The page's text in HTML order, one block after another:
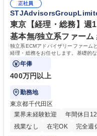
幅広く経験を積みたい意欲がある方に
務・人事】未経験歓迎/日立グ
指す
のご経験 ■労務管理（給与計算
■衛生管理者の資格をお持ちの方 学歴・資格 学歴：大学院 大学 高専
専修学校 高校 語学力： 資格：
正社員
東京【経理・総務】週
基本無/独立系ファーム
独立系ECMアドバイザリーファーム
経理・総務をお任せします。基礎的
任担当として広く活躍できる環境です
年俸
400万円以上
勤務地
東京都千代田区
業界未経験歓迎
年間休日
残業なし
在宅OK 完全週